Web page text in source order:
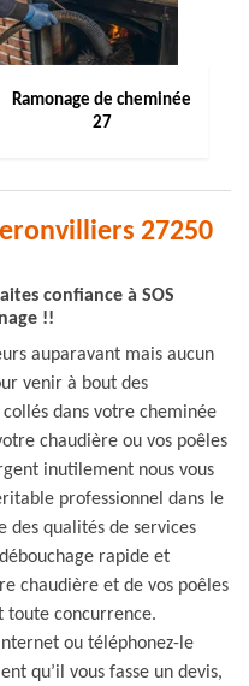
Ramonage de cheminée
27
27250
confiance à SOS
!!
auparavant mais aucun
venir à bout des
dans votre cheminée
chaudière ou vos poêles
inutilement nous vous
professionnel dans le
des qualités de services
rapide et
chaudière et de vos poêles
toute concurrence.
ou téléphonez-le
qu’il vous fasse un devis,